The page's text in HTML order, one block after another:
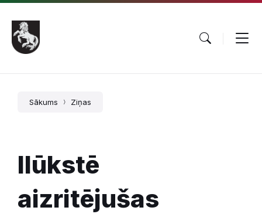
Pāriet
saturu
Skip
main
navigation
Skip
footer
Sākums Ziņas
Ilūkstē
aizritējušas